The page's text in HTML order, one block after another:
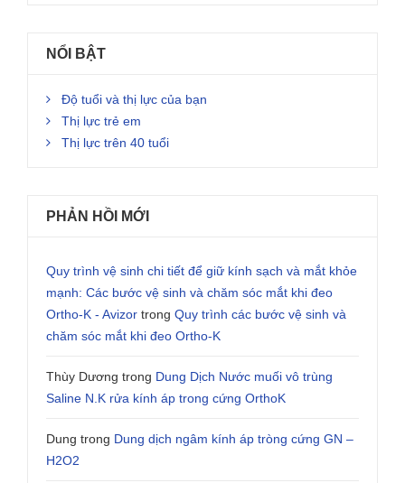
NỔI BẬT
Độ tuổi và thị lực của bạn
Thị lực trẻ em
Thị lực trên 40 tuổi
PHẢN HỒI MỚI
Quy trình vệ sinh chi tiết để giữ kính sạch và mắt khỏe
mạnh: Các bước vệ sinh và chăm sóc mắt khi đeo
Ortho-K - Avizor trong Quy trình các bước vệ sinh và
chăm sóc mắt khi đeo Ortho-K
Thùy Dương trong Dung Dịch Nước muối vô trùng
Saline N.K rửa kính áp trong cứng OrthoK
Dung trong Dung dịch ngâm kính áp tròng cứng GN –
H2O2